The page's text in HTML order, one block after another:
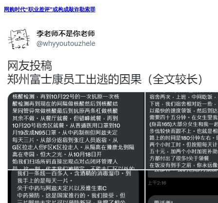
网购时代“职业差评”或构成敲诈勒索罪